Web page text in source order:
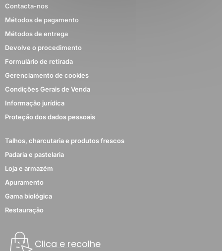
Contacta-nos
Métodos de pagamento
Métodos de entrega
Devolve o procedimento
Formulário de retirada
Gerenciamento de cookies
Condições Gerais de Venda
Informação jurídica
Proteção dos dados pessoais
Talhos, charcutaria e produtos frescos
Padaria e pastelaria
Loja e armazém
Apuramento
Gama biológica
Restauração
Clica e recolhe